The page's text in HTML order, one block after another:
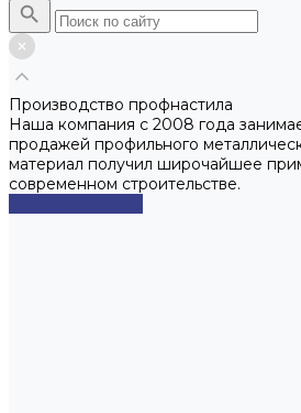
Производство профнастила
Наша компания с 2008 года
продажей профильного
материал получил широчайшее
современном строительстве.